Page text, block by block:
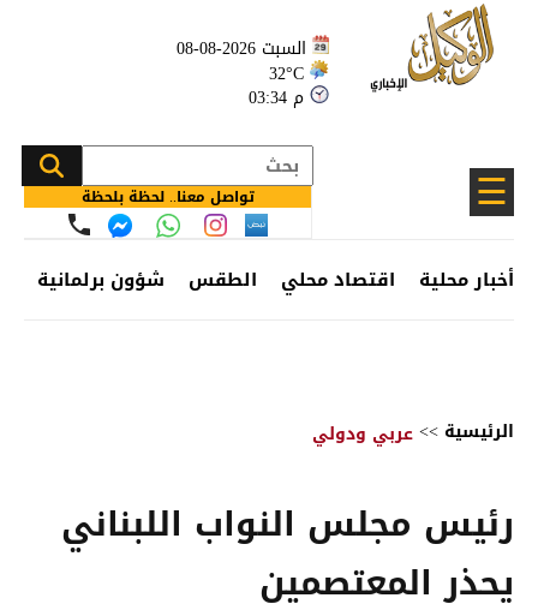
السبت 2026-08-08
32°C
03:34 م
☰ تواصل معنا.. لحظة بلحظة
أخبار محلية اقتصاد محلي الطقس شؤون برلمانية
الرئيسية >>عربي ودولي
رئيس مجلس النواب اللبناني
يحذر المعتصمين